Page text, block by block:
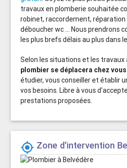
travaux en plomberie souhaitée
robinet, raccordement, réparation
déboucher wc ... Nous prendrons
les plus brefs délais au plus dans
Selon les situations et les travaux
plombier se déplacera chez
étudier, vous conseiller et établir
vos besoins. Libre à vous
prestations proposées.
 Zone d'intervention